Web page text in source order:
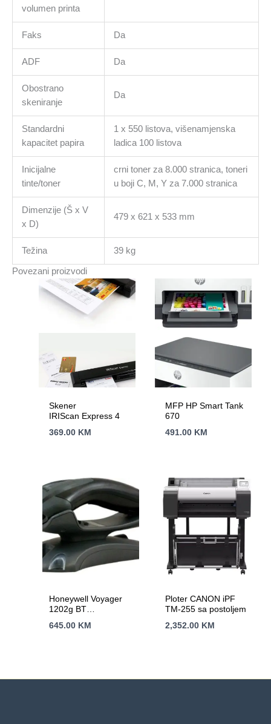
volumen printa
Faks Da
ADF Da
Obostrano
skeniranje
Da
Standardni
kapacitet papira
1 x 550 listova, višenamjenska
ladica 100 listova
Inicijalne
tinte/toner
crni toner za 8.000 stranica, toneri
u boji C, M, Y za 7.000 stranica
Dimenzije (Š x V
x D)
479 x 621 x 533 mm
Težina 39 kg
Povezani proizvodi
Skener
IRIScan Express 4
369.00 KM
MFP HP Smart Tank
670
491.00 KM
Honeywell Voyager
1202g BT
domet,Crni
645.00 KM
Ploter CANON iPF
TM-255 sa postoljem
2,352.00 KM